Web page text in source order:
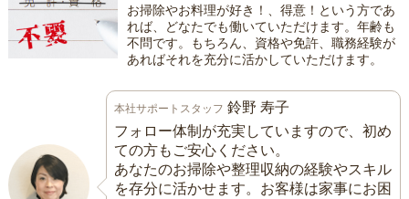
お掃除やお料理が好き！、得意！という方であ
れば、どなたでも働いていただけます。年齢も
不問です。もちろん、資格や免許、職務経験が
あればそれを充分に活かしていただけます。
本社サポートスタッフ 鈴野 寿子
フォロー体制が充実していますので、初め
ての方もご安心ください。
あなたのお掃除や整理収納の経験やスキル
を存分に活かせます。お客様は家事にお困